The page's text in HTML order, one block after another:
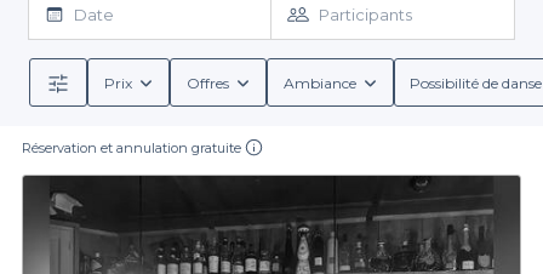
Date Participants
Prix Offres Ambiance Possibilité de
Réservation et annulation gratuite